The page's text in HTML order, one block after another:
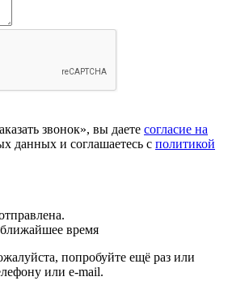
звонок», вы даете согласие на
данных и соглашаетесь c политикой
время
попробуйте ещё раз или
или e-mail.